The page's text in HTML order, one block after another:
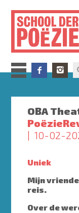
inhoud
gaan
OBA
10-02-
Uniek
Mijn
reis.
Over de